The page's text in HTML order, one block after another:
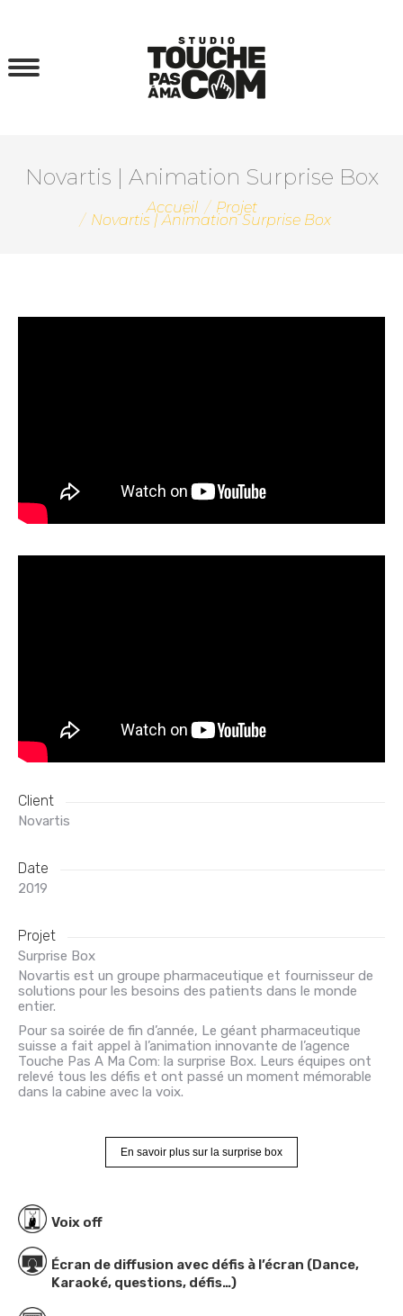
Novartis | Animation Surprise Box
Accueil Projet
Novartis | Animation Surprise Box
Client
Novartis
Date
2019
Projet
Surprise Box
Novartis est un groupe pharmaceutique et fournisseur de
solutions pour les besoins des patients dans le monde
entier.
Pour sa soirée de fin d’année, Le géant pharmaceutique
suisse a fait appel à l’animation innovante de l’agence
Touche Pas A Ma Com: la surprise Box. Leurs équipes ont
relevé tous les défis et ont passé un moment mémorable
dans la cabine avec la voix.
En savoir plus sur la surprise box
Voix off
Écran de diffusion avec défis à l’écran (Dance,
Karaoké, questions, défis…)